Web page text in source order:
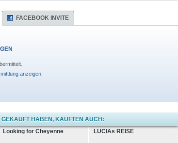
FACEBOOK INVITE
anzeigen.
HABEN, KAUFTEN AUCH:
Looking for Cheyenne LUCIAs REISE